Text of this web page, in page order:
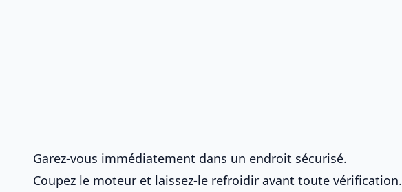
Garez-vous immédiatement dans un endroit sécurisé.
Coupez le moteur et laissez-le refroidir avant toute vérification.